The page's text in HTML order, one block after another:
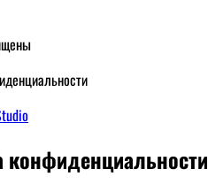
конфиденциальности